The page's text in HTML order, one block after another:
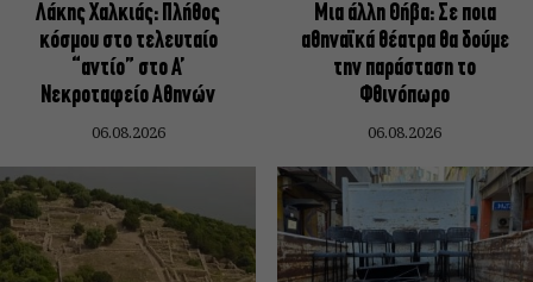
Λάκης Χαλκιάς: Πλήθος
κόσμου στο τελευταίο
“αντίο” στο Α’
Νεκροταφείο Αθηνών
06.08.2026
Μια άλλη Θήβα: Σε ποια
αθηναϊκά θέατρα θα δούμε
την παράσταση το
Φθινόπωρο
06.08.2026